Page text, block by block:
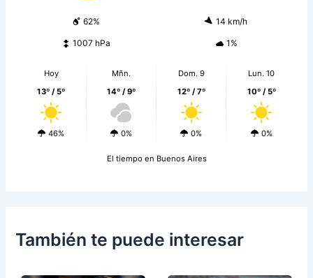
62% 14 km/h
1007 hPa 1%
Hoy
13º / 5º
46%
Mñn.
14º / 9º
0%
Dom. 9
12º / 7º
0%
Lun. 10
10º / 5º
0%
El tiempo en Buenos Aires
También te puede interesar